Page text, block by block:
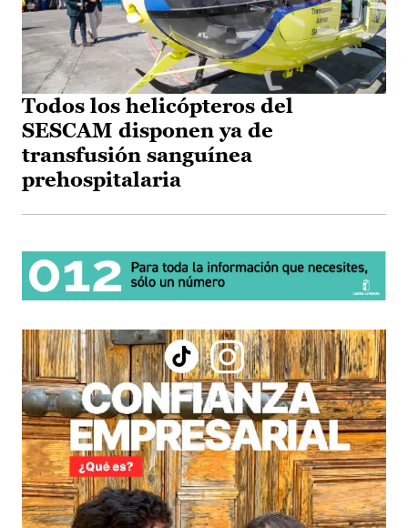
Todos los helicópteros del
SESCAM disponen ya de
transfusión sanguínea
prehospitalaria